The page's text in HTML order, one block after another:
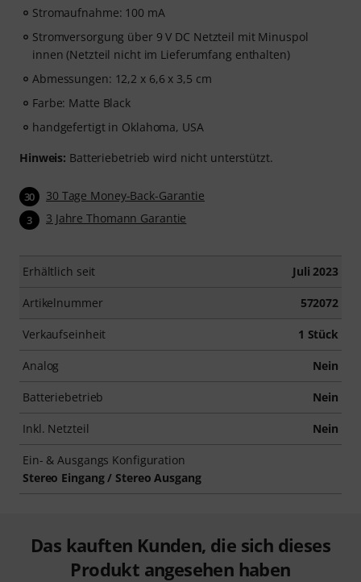
Stromaufnahme: 100 mA
Stromversorgung über 9 V DC Netzteil mit Minuspol
innen (Netzteil nicht im Lieferumfang enthalten)
Abmessungen: 12,2 x 6,6 x 3,5 cm
Farbe: Matte Black
handgefertigt in Oklahoma, USA
Hinweis: Batteriebetrieb wird nicht unterstützt.
30 30 Tage Money-Back-Garantie
3 3 Jahre Thomann Garantie
Erhältlich seit Juli 2023
Artikelnummer 572072
Verkaufseinheit 1 Stück
Analog Nein
Batteriebetrieb Nein
Inkl. Netzteil Nein
Ein- & Ausgangs Konfiguration
Stereo Eingang / Stereo Ausgang
Das kauften Kunden, die sich dieses
Produkt angesehen haben